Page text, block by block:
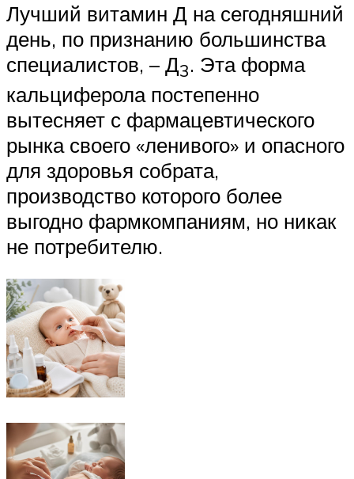
Лучший витамин Д на сегодняшний
день, по признанию большинства
специалистов, – Д3. Эта форма
кальциферола постепенно
вытесняет с фармацевтического
рынка своего «ленивого» и опасного
для здоровья собрата,
производство которого более
выгодно фармкомпаниям, но никак
не потребителю.